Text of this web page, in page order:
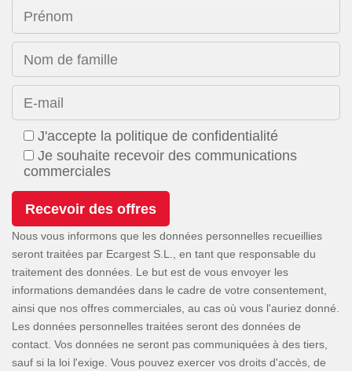
Prénom
Nom de famille
E-mail
J'accepte la politique de confidentialité
Je souhaite recevoir des communications
commerciales
Nous vous informons que les données personnelles recueillies
seront traitées par Ecargest S.L., en tant que responsable du
traitement des données. Le but est de vous envoyer les
informations demandées dans le cadre de votre consentement,
ainsi que nos offres commerciales, au cas où vous l'auriez donné.
Les données personnelles traitées seront des données de
contact. Vos données ne seront pas communiquées à des tiers,
sauf si la loi l'exige. Vous pouvez exercer vos droits d'accès, de